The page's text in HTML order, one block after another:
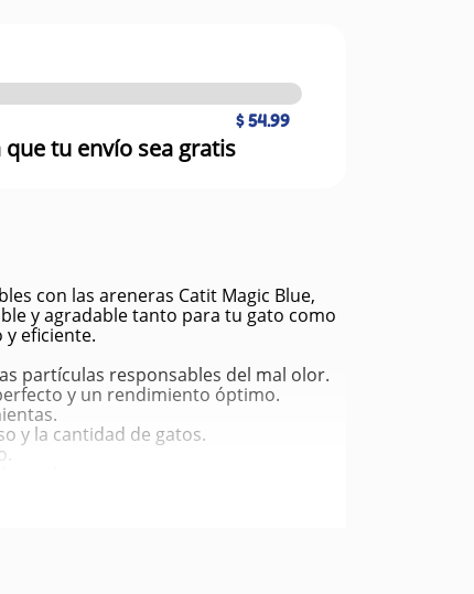
$ 54.99
tu envío sea gratis
con las areneras Catit Magic Blue,
y agradable tanto para tu gato como
eficiente.
partículas responsables del mal olor.
y un rendimiento óptimo.
y la cantidad de gatos.
gato.